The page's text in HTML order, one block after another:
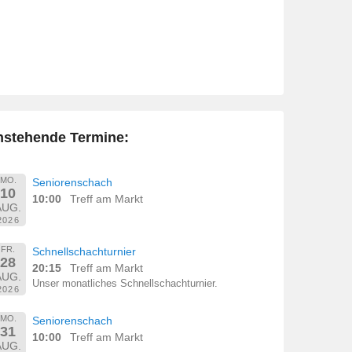
Termine:
MO.
10
Seniorenschach
10:00
Treff am Markt
FR.
28
Schnellschachturnier
20:15
Treff am Markt
Unser monatliches Schnellschachturnier.
MO.
31
Seniorenschach
10:00
Treff am Markt